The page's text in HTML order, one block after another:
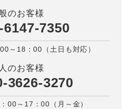
のお客様
6147-7350
～18：00（土日も対応）
のお客様
3626-3270
00～17：00（月～金）